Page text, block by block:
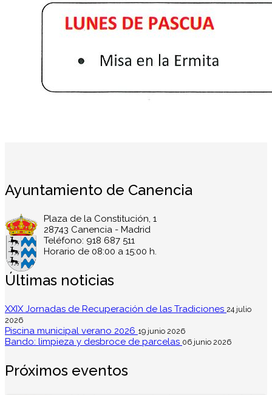
Ayuntamiento de Canencia
Plaza de la Constitución, 1
28743 Canencia - Madrid
Teléfono: 918 687 511
Horario de 08:00 a 15:00 h.
Últimas noticias
XXIX Jornadas de Recuperación de las Tradiciones 24 julio
2026
Piscina municipal verano 2026 19 junio 2026
Bando: limpieza y desbroce de parcelas 06 junio 2026
Próximos eventos